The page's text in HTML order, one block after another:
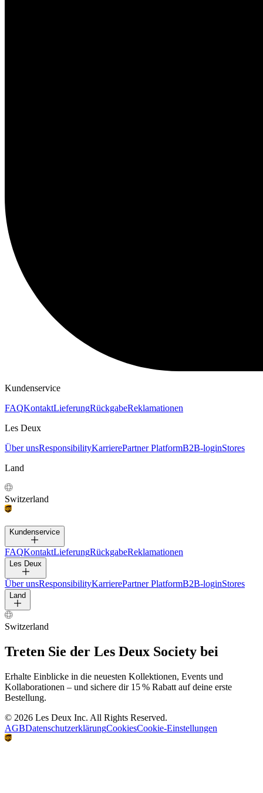
Kundenservice
FAQKontaktLieferungRückgabeReklamationen
Les Deux
Über unsResponsibilityKarrierePartner PlatformB2B-loginStores
Land
Switzerland
Kundenservice
FAQKontaktLieferungRückgabeReklamationen
Les Deux
Über unsResponsibilityKarrierePartner PlatformB2B-loginStores
Land
Switzerland
Treten Sie der Les Deux Society bei
Erhalte Einblicke in die neuesten Kollektionen, Events und
Kollaborationen – und sichere dir 15 % Rabatt auf deine erste
Bestellung.
© 2026 Les Deux Inc. All Rights Reserved.
AGBDatenschutzerklärungCookiesCookie-Einstellungen